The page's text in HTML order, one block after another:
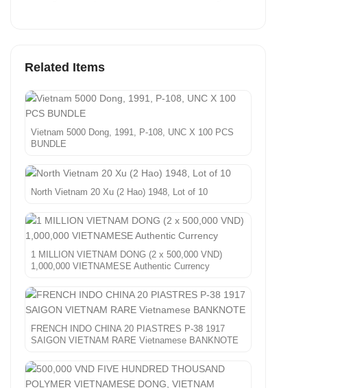
Related Items
Vietnam 5000 Dong, 1991, P-108, UNC X 100 PCS
BUNDLE
North Vietnam 20 Xu (2 Hao) 1948, Lot of 10
1 MILLION VIETNAM DONG (2 x 500,000 VND)
1,000,000 VIETNAMESE Authentic Currency
FRENCH INDO CHINA 20 PIASTRES P-38 1917
SAIGON VIETNAM RARE Vietnamese BANKNOTE